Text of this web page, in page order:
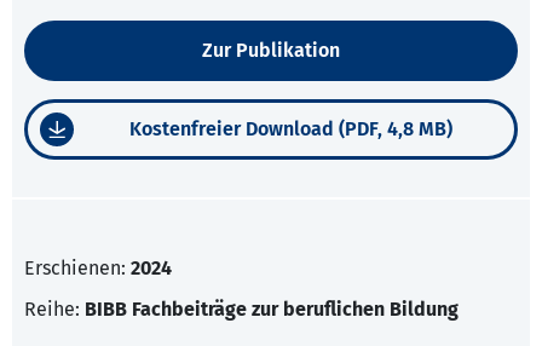
Zur Publikation
Kostenfreier Download (PDF, 4,8 MB)
Erschienen: 2024
Reihe: BIBB Fachbeiträge zur beruflichen Bildung